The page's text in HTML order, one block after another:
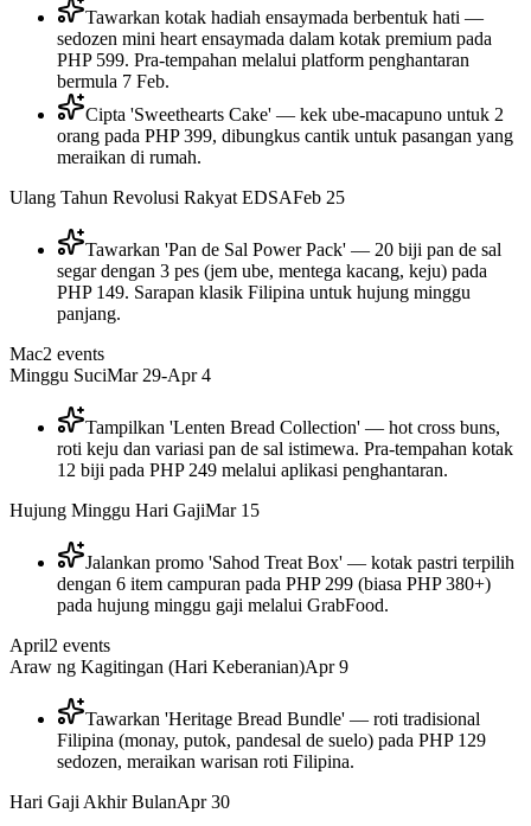
Tawarkan kotak hadiah ensaymada berbentuk hati —
sedozen mini heart ensaymada dalam kotak premium pada
PHP 599. Pra-tempahan melalui platform penghantaran
bermula 7 Feb.
Cipta 'Sweethearts Cake' — kek ube-macapuno untuk 2
orang pada PHP 399, dibungkus cantik untuk pasangan yang
meraikan di rumah.
Ulang Tahun Revolusi Rakyat EDSAFeb 25
Tawarkan 'Pan de Sal Power Pack' — 20 biji pan de sal
segar dengan 3 pes (jem ube, mentega kacang, keju) pada
PHP 149. Sarapan klasik Filipina untuk hujung minggu
panjang.
Mac2 events
Minggu SuciMar 29-Apr 4
Tampilkan 'Lenten Bread Collection' — hot cross buns,
roti keju dan variasi pan de sal istimewa. Pra-tempahan kotak
12 biji pada PHP 249 melalui aplikasi penghantaran.
Hujung Minggu Hari GajiMar 15
Jalankan promo 'Sahod Treat Box' — kotak pastri terpilih
dengan 6 item campuran pada PHP 299 (biasa PHP 380+)
pada hujung minggu gaji melalui GrabFood.
April2 events
Araw ng Kagitingan (Hari Keberanian)Apr 9
Tawarkan 'Heritage Bread Bundle' — roti tradisional
Filipina (monay, putok, pandesal de suelo) pada PHP 129
sedozen, meraikan warisan roti Filipina.
Hari Gaji Akhir BulanApr 30